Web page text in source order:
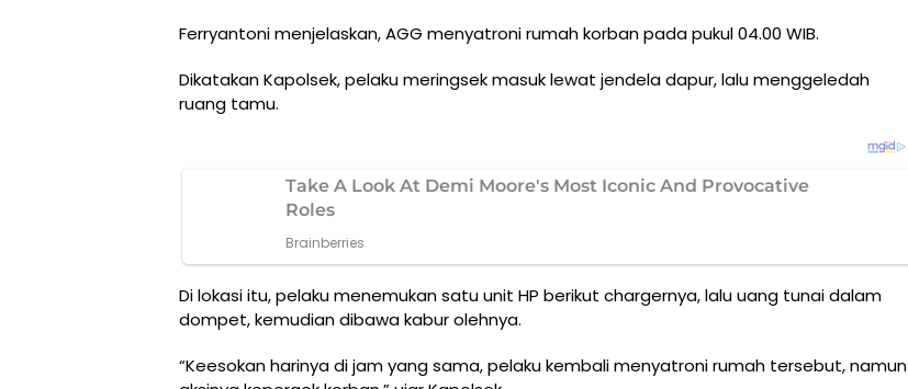
Ferryantoni menjelaskan, AGG menyatroni rumah korban pada pukul 04.00 WIB.
Dikatakan Kapolsek, pelaku meringsek masuk lewat jendela dapur, lalu menggeledah
ruang tamu.
Di lokasi itu, pelaku menemukan satu unit HP berikut chargernya, lalu uang tunai dalam
dompet, kemudian dibawa kabur olehnya.
“Keesokan harinya di jam yang sama, pelaku kembali menyatroni rumah tersebut, namun